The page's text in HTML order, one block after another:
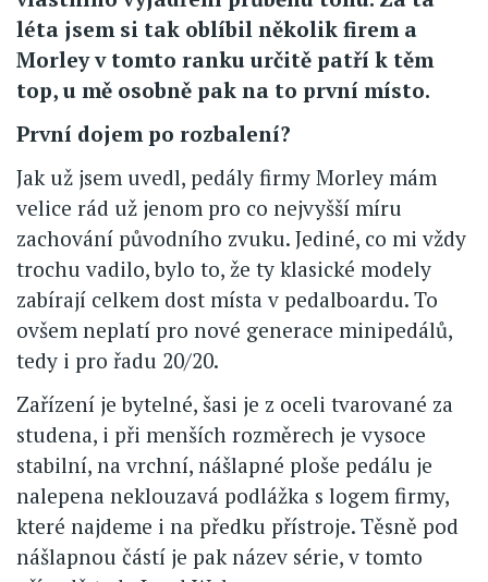
léta jsem si tak oblíbil několik firem a
Morley v tomto ranku určitě patří k těm
top, u mě osobně pak na to první místo.
První dojem po rozbalení?
Jak už jsem uvedl, pedály firmy Morley mám
velice rád už jenom pro co nejvyšší míru
zachování původního zvuku. Jediné, co mi vždy
trochu vadilo, bylo to, že ty klasické modely
zabírají celkem dost místa v pedalboardu. To
ovšem neplatí pro nové generace minipedálů,
tedy i pro řadu 20/20.
Zařízení je bytelné, šasi je z oceli tvarované za
studena, i při menších rozměrech je vysoce
stabilní, na vrchní, nášlapné ploše pedálu je
nalepena neklouzavá podlážka s logem firmy,
které najdeme i na předku přístroje. Těsně pod
nášlapnou částí je pak název série, v tomto